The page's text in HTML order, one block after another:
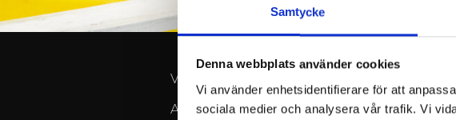
Samtycke
Denna webbplats använder cookies
Vi använder enhetsidentifierare för att
sociala medier och analysera vår trafik. Vi
Välkomna med och njuta av
Annika Nord uppträder den 1.8.2025 från